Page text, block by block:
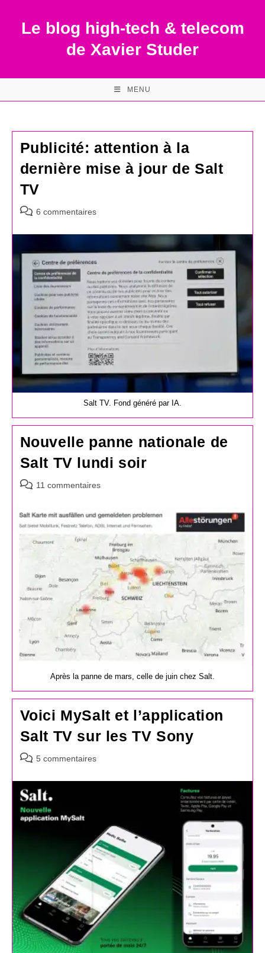
contentLe blog high-tech & telecom
de Xavier Studer
MENU
Publicité: attention à la
dernière mise à jour de Salt
TV
Commentaires
la
6 commentaires
Salt TV. Fond généré par IA.
Nouvelle panne nationale de
Salt TV lundi soir
Commentaires
publication :
11 commentaires
Après la panne de mars, celle de juin chez Salt.
Voici MySalt et l’application
Salt TV sur les TV Sony
Commentaires
la
publication :
5 commentaires